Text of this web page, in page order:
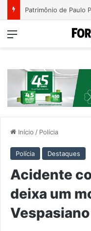
Menu
Início / Polícia
Polícia Destaques
Acidente
deixa um